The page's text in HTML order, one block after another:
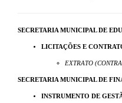
SECRETARIA MUNICIPAL DE
LICITAÇÕES E
EXTRATO
SECRETARIA MUNICIPAL DE
INSTRUMENTO DE